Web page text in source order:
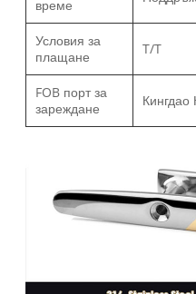
време
Условия за
плащане
T/T
FOB порт за
зареждане
Кингдао